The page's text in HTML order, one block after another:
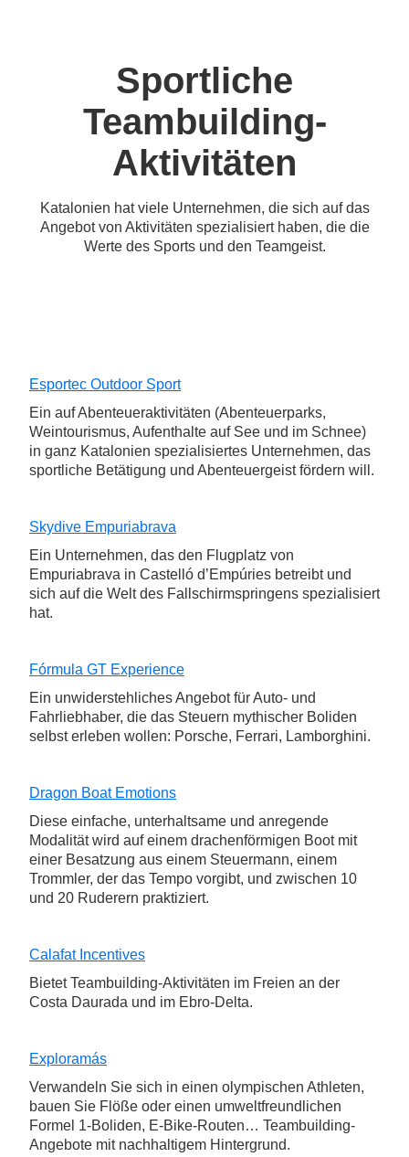
Sportliche
Teambuilding-
Aktivitäten
Katalonien hat viele Unternehmen, die sich auf das
Angebot von Aktivitäten spezialisiert haben, die die
Werte des Sports und den Teamgeist.
Esportec Outdoor Sport
Ein auf Abenteueraktivitäten (Abenteuerparks,
Weintourismus, Aufenthalte auf See und im Schnee)
in ganz Katalonien spezialisiertes Unternehmen, das
sportliche Betätigung und Abenteuergeist fördern will.
Skydive Empuriabrava
Ein Unternehmen, das den Flugplatz von
Empuriabrava in Castelló d’Empúries betreibt und
sich auf die Welt des Fallschirmspringens spezialisiert
hat.
Fórmula GT Experience
Ein unwiderstehliches Angebot für Auto- und
Fahrliebhaber, die das Steuern mythischer Boliden
selbst erleben wollen: Porsche, Ferrari, Lamborghini.
Dragon Boat Emotions
Diese einfache, unterhaltsame und anregende
Modalität wird auf einem drachenförmigen Boot mit
einer Besatzung aus einem Steuermann, einem
Trommler, der das Tempo vorgibt, und zwischen 10
und 20 Ruderern praktiziert.
Calafat Incentives
Bietet Teambuilding-Aktivitäten im Freien an der
Costa Daurada und im Ebro-Delta.
Exploramás
Verwandeln Sie sich in einen olympischen Athleten,
bauen Sie Flöße oder einen umweltfreundlichen
Formel 1-Boliden, E-Bike-Routen… Teambuilding-
Angebote mit nachhaltigem Hintergrund.